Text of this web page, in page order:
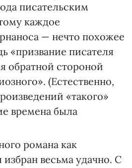
писательским
каждое
— нечто похожее
«призвание писателя
обратной стороной
(Естественно,
«такого»
времена была
романа как
весьма удачно. С